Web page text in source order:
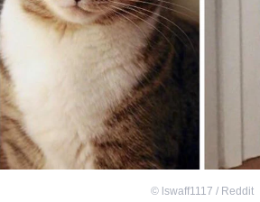
© lswaff1117 / Reddit